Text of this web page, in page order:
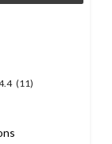
(11)